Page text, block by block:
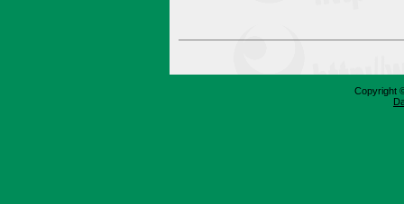
Copyright